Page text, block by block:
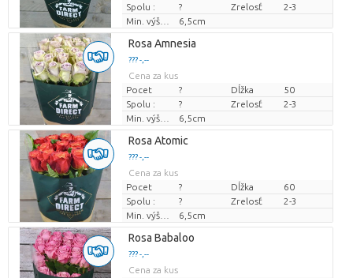
Spolu :
? Zrelosť
2-3
Min. výška kvetných pukov
6,5cm
Rosa Amnesia
??? -,--
Cena za kus
Pocet
? Dĺžka
50
Spolu :
? Zrelosť
2-3
Min. výška kvetných pukov
6,5cm
Rosa Atomic
??? -,--
Cena za kus
Pocet
? Dĺžka
60
Spolu :
? Zrelosť
2-3
Min. výška kvetných pukov
6,5cm
Rosa Babaloo
??? -,--
Cena za kus